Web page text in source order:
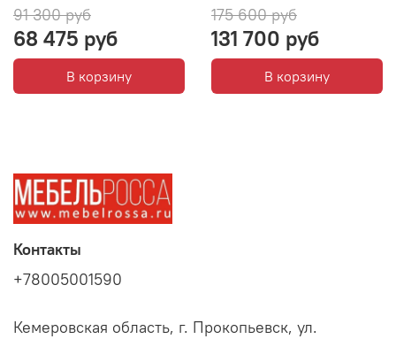
91 300 руб
68 475 руб
В корзину
175 600 руб
131 700 руб
В корзину
Контакты
+78005001590
Кемеровская область, г. Прокопьевск, ул.